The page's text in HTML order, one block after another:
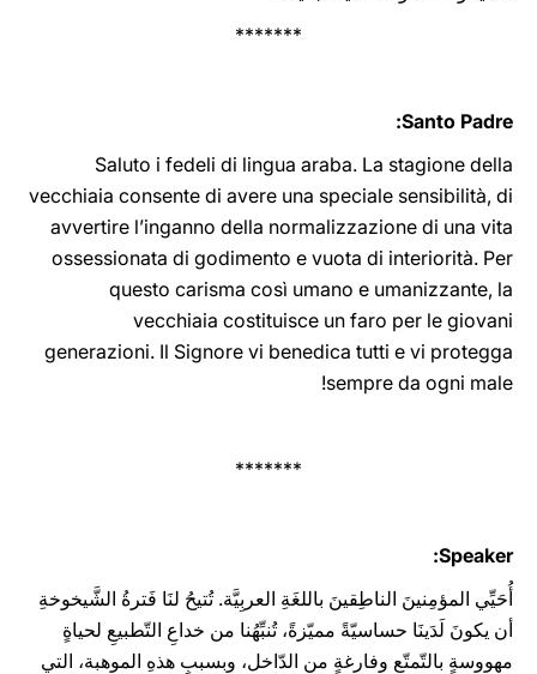
*******
Santo Padre:
Saluto i fedeli di lingua araba. La stagione della
vecchiaia consente di avere una speciale sensibilità, di
avvertire l’inganno della normalizzazione di una vita
ossessionata di godimento e vuota di interiorità. Per
questo carisma così umano e umanizzante, la
vecchiaia costituisce un faro per le giovani
generazioni. Il Signore vi benedica tutti e vi protegga
‎sempre da ogni male‎‎‎‏!
*******
Speaker:
أُحَيِّي المؤمِنينَ الناطِقينَ باللغَةِ العربِيَّة. تُتيحُ لنَا فَترةُ الشَّيخوخةِ
أن يكونَ لَدَينَا حساسيّةً مميّزةً، تُنبِّهُنا من خداعِ التّطبيعِ لحياةٍ
مهووسةٍ بالتّمتّع وفارغةٍ من الدّاخل، وبسببِ هذهِ الموهبة، التي